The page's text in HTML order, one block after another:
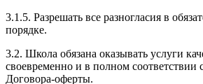
3.1.5. Разрешать все разногласия в
порядке.
3.2. Школа обязана оказывать услуги
своевременно и в полном соответствии
Договора-оферты.